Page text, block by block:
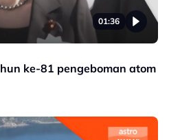
01:36
ke-81 pengeboman atom